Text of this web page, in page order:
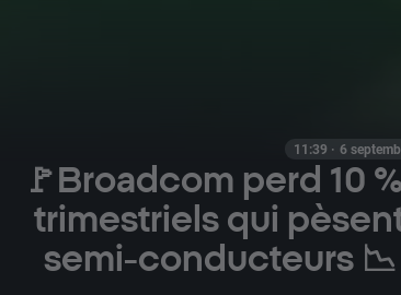
11:39 · 6
🚩Broadcom perd 10
trimestriels qui
semi-conducteurs 📉